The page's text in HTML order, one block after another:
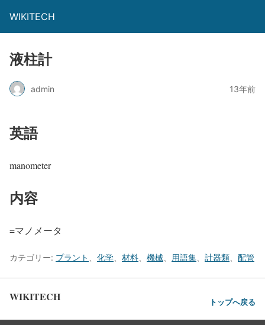
WIKITECH
液柱計
admin 13年前
英語
manometer
内容
=マノメータ
カテゴリー: プラント 化学 材料 機械 用語集 計器類 配管
WIKITECH トップへ戻る